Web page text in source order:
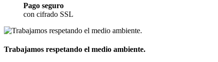
Pago seguro
con cifrado SSL
Trabajamos respetando el medio ambiente.